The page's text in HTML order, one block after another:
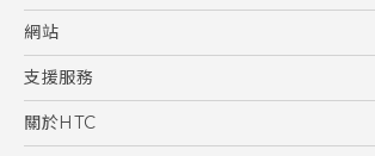
5G
智能手機
區塊鍊手機
網站
HTC Dev
HTC Research
支援服務
服務中心
關於HTC